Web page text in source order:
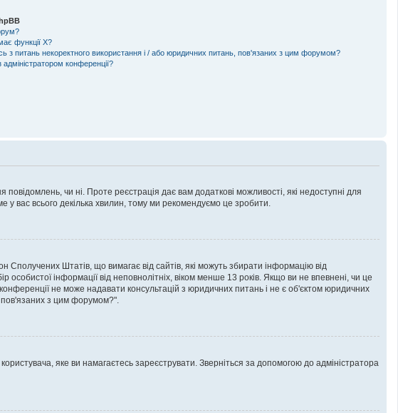
функції X?
з питань некоректного використання і / або юридичних питань, пов'язаних з цим форумом?
адміністратором конференції?
чи ні. Проте реєстрація дає вам додаткові можливості, які недоступні для
у вас всього декілька хвилин, тому ми рекомендуємо це зробити.
Сполучених Штатів, що вимагає від сайтів, які можуть збирати інформацію від
інформації від неповнолітніх, віком менше 13 років. Якщо ви не впевнені, чи це
не може надавати консультацій з юридичних питань і не є об'єктом юридичних
пов'язаних з цим форумом?".
яке ви намагаєтесь зареєструвати. Зверніться за допомогою до адміністратора